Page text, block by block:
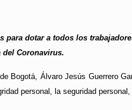
dotar a todos los
del Coronavirus.
Bogotá, Álvaro Jesús Guerrero
personal, la seguridad